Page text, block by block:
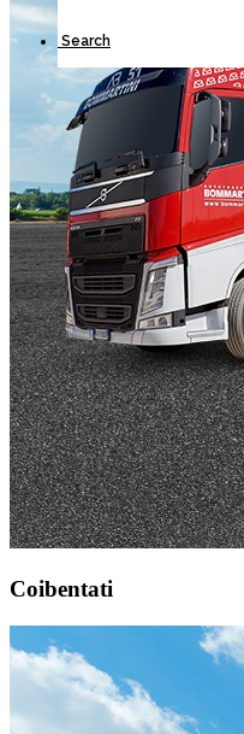
Search
Coibentati